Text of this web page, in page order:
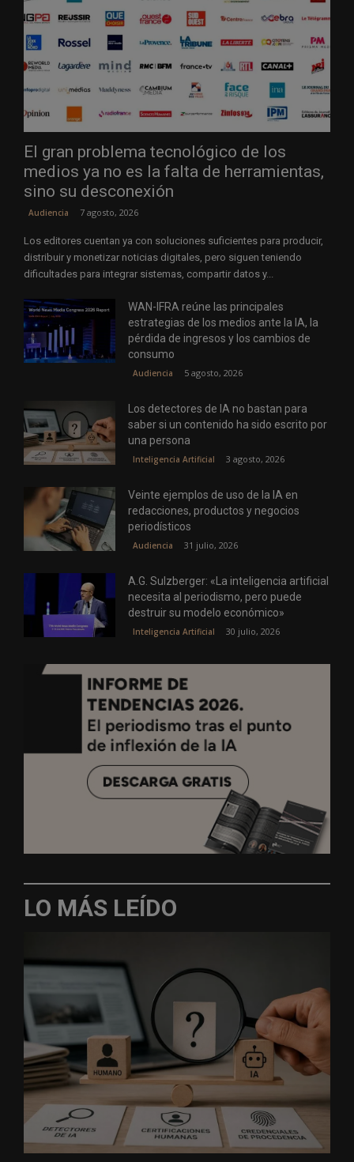
El gran problema tecnológico de los
medios ya no es la falta de herramientas,
sino su desconexión
Audiencia 7 agosto, 2026
Los editores cuentan ya con soluciones suficientes para producir,
distribuir y monetizar noticias digitales, pero siguen teniendo
dificultades para integrar sistemas, compartir datos y...
WAN-IFRA reúne las principales
estrategias de los medios ante la IA, la
pérdida de ingresos y los cambios de
consumo
Audiencia 5 agosto, 2026
Los detectores de IA no bastan para
saber si un contenido ha sido escrito por
una persona
Inteligencia Artificial 3 agosto, 2026
Veinte ejemplos de uso de la IA en
redacciones, productos y negocios
periodísticos
Audiencia 31 julio, 2026
A.G. Sulzberger: «La inteligencia artificial
necesita al periodismo, pero puede
destruir su modelo económico»
Inteligencia Artificial 30 julio, 2026
LO MÁS LEÍDO